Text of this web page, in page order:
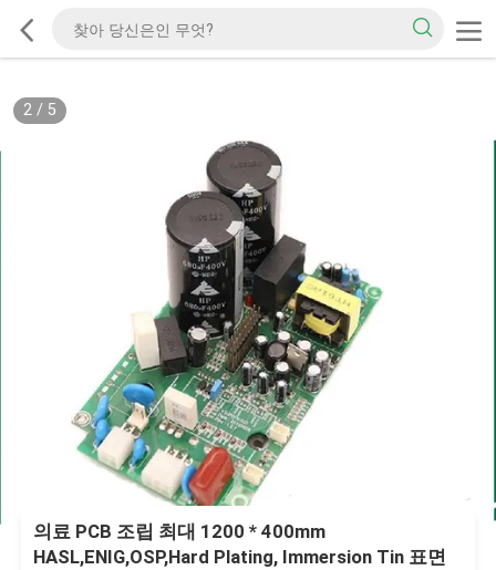
2/ 5
의료 PCB 조립 최대 1200 * 400mm
HASL,ENIG,OSP,Hard Plating, Immersion Tin 표면